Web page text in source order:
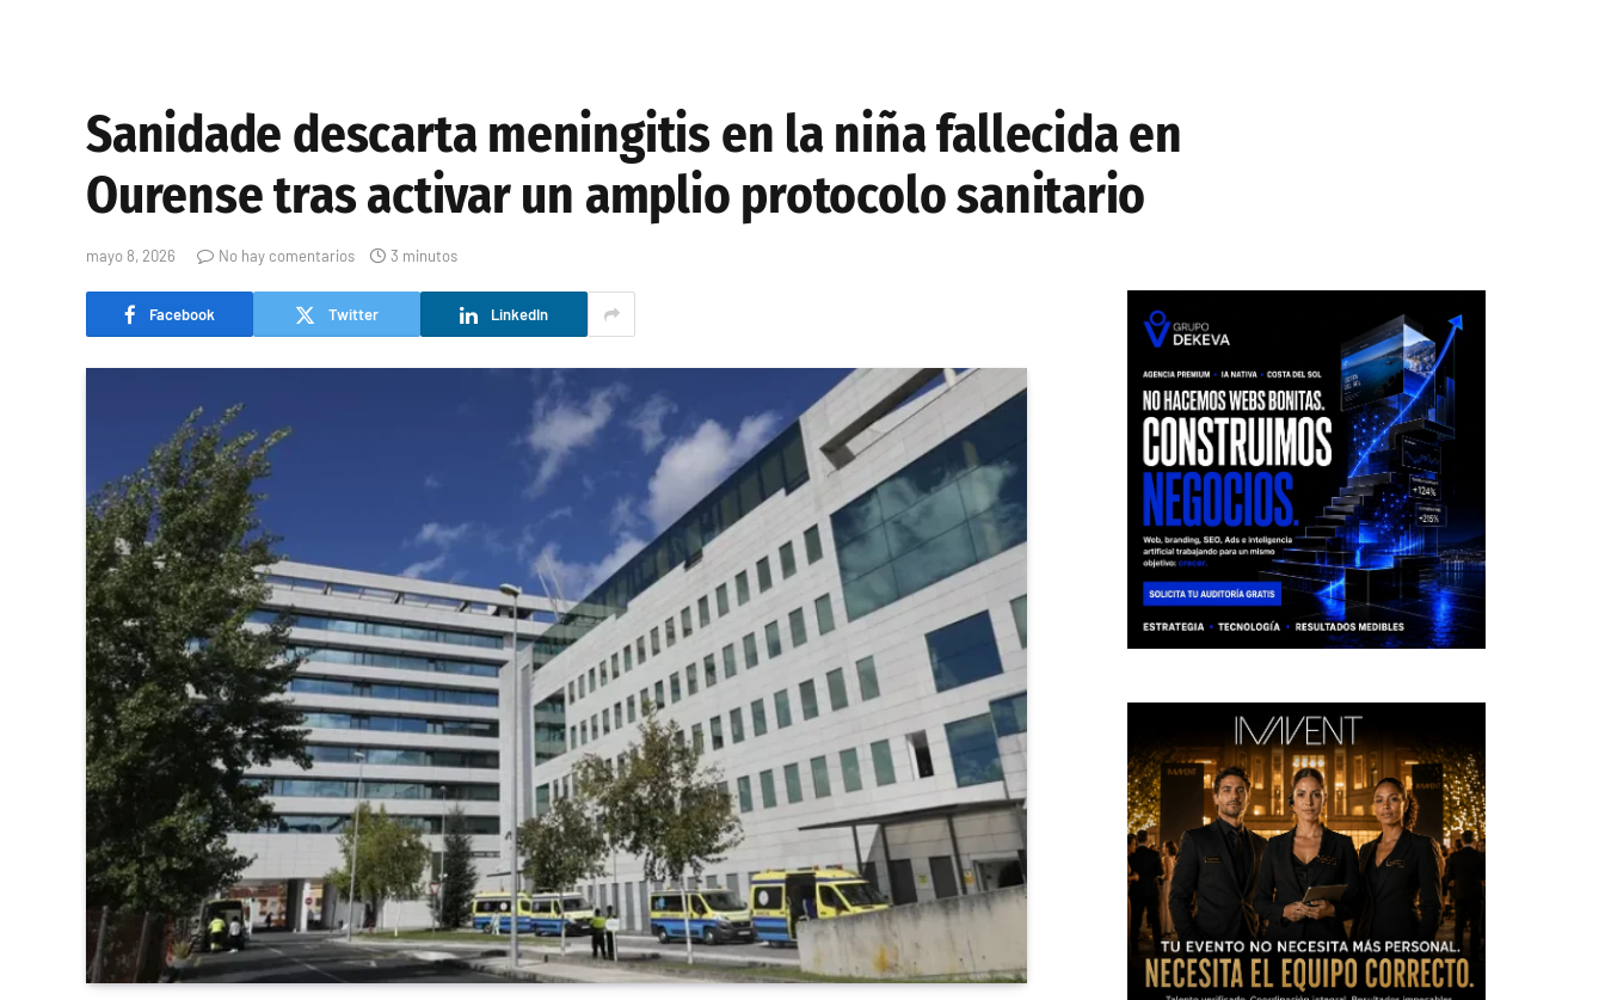
Sanidade descarta meningitis en la niña fallecida en
Ourense tras activar un amplio protocolo sanitario
mayo 8, 2026 No hay comentarios 3 minutos
Facebook Twitter LinkedIn